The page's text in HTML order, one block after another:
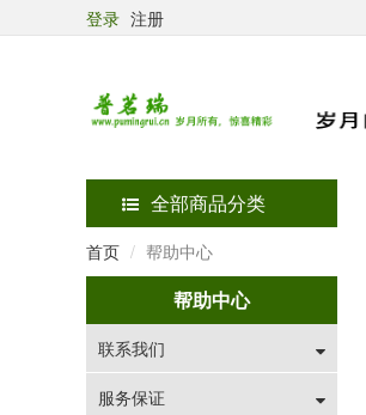
登录 注册
全部商品分类
首页 帮助中心
帮助中心
联系我们
服务保证